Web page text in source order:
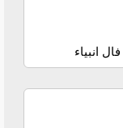
فال انبیاء